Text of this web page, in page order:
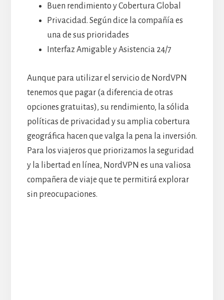
Buen rendimiento y Cobertura Global
Privacidad. Según dice la compañía es
una de sus prioridades
Interfaz Amigable y Asistencia 24/7
Aunque para utilizar el servicio de NordVPN
tenemos que pagar (a diferencia de otras
opciones gratuitas), su rendimiento, la sólida
políticas de privacidad y su amplia cobertura
geográfica hacen que valga la pena la inversión.
Para los viajeros que priorizamos la seguridad
y la libertad en línea, NordVPN es una valiosa
compañera de viaje que te permitirá explorar
sin preocupaciones.